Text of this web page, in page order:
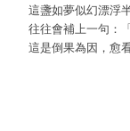
這盞如夢似幻漂浮
往往會補上一句：
這是倒果為因，愈